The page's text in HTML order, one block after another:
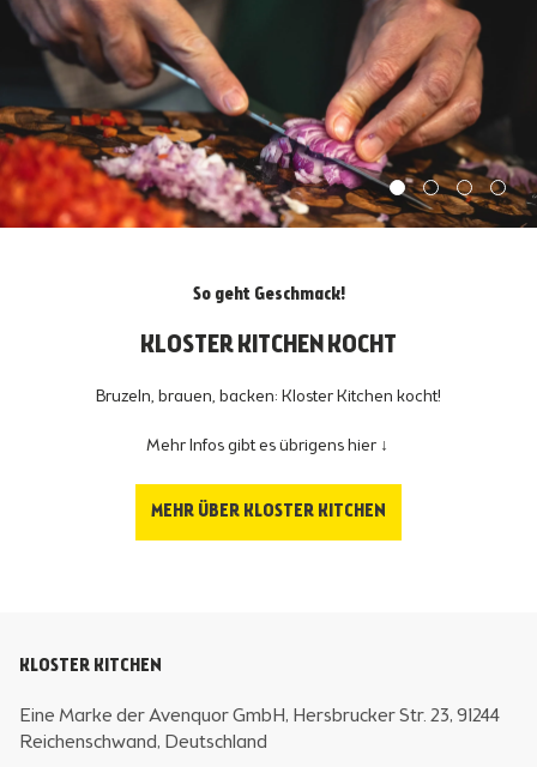
So geht Geschmack!
KLOSTER KITCHEN KOCHT
Bruzeln, brauen, backen: Kloster Kitchen kocht!
Mehr Infos gibt es übrigens hier ↓
MEHR ÜBER KLOSTER KITCHEN
KLOSTER KITCHEN
Eine Marke der Avenquor GmbH, Hersbrucker Str. 23, 91244
Reichenschwand, Deutschland